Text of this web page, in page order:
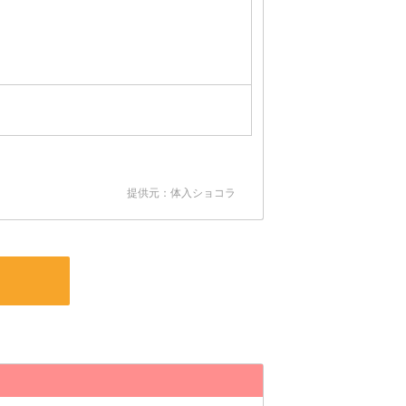
提供元：体入ショコラ